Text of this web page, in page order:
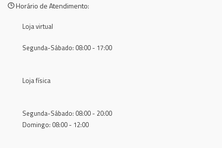
Horário de Atendimento:
Loja virtual
Segunda-Sábado: 08:00 - 17:00
Loja física
Segunda-Sábado: 08:00 - 20:00
Domingo: 08:00 - 12:00